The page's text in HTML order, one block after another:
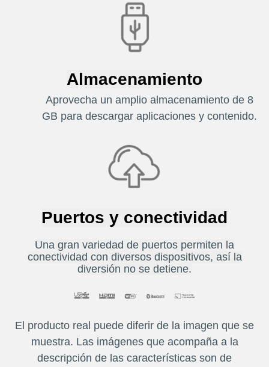
Almacenamiento
Aprovecha un amplio almacenamiento de 8
GB para descargar aplicaciones y contenido.
Puertos y conectividad
Una gran variedad de puertos permiten la
conectividad con diversos dispositivos, así la
diversión no se detiene.
El producto real puede diferir de la imagen que se
muestra. Las imágenes que acompaña a la
descripción de las características son de